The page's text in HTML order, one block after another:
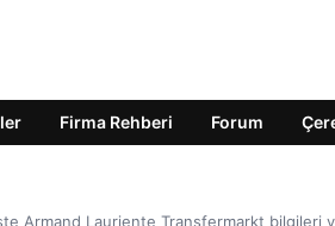
Firma Rehberi Forum
Armand Lauriente Transfermarkt bilgileri